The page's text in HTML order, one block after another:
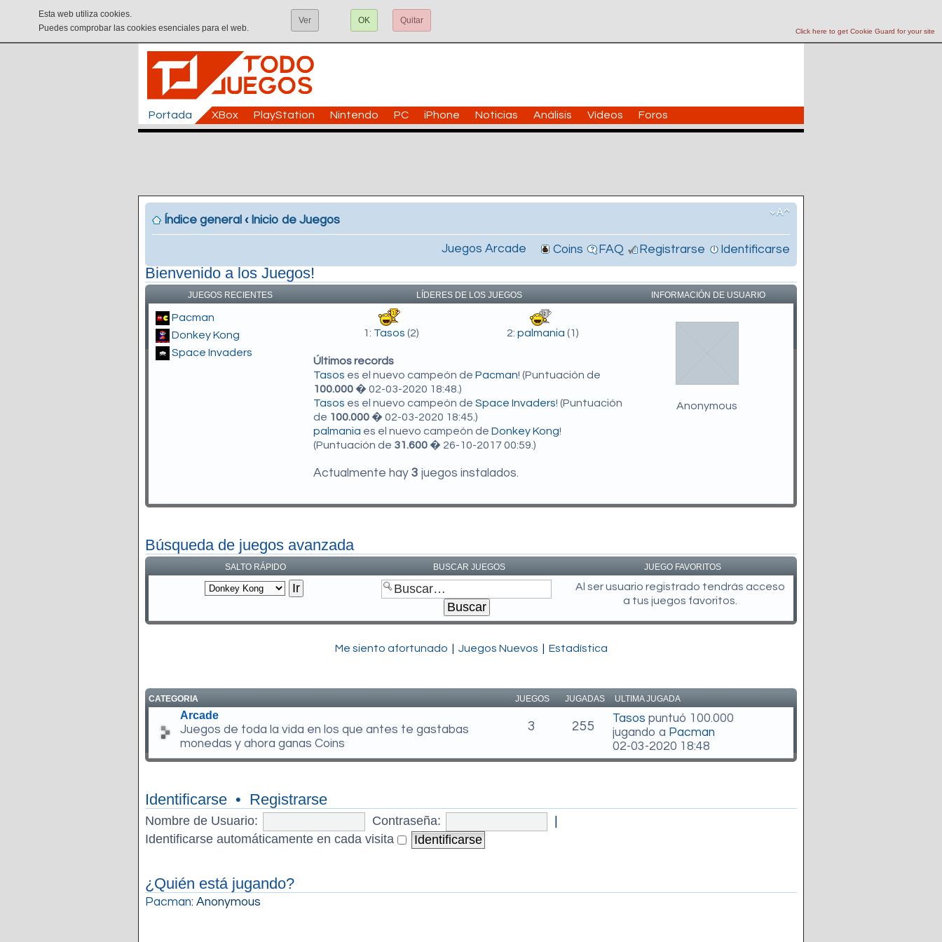
Click here to get Cookie Guard for your site
Esta web utiliza cookies.
Puedes comprobar las cookies esenciales para el web.
Ver OK Quitar
Portada XBox PlayStation Nintendo PC iPhone Noticias Análisis Vídeos Foros
Índice general ‹ Inicio de Juegos
Juegos Arcade Coins FAQ Registrarse Identificarse
Bienvenido a los Juegos!
JUEGOS RECIENTES LÍDERES DE LOS JUEGOS INFORMACIÓN DE USUARIO
Pacman
Donkey Kong
Space Invaders
1: Tasos (2) 2:palmania (1)
Últimos records
Tasos es el nuevo campeón de Pacman! (Puntuación de
100.000 � 02-03-2020 18:48.)
Tasos es el nuevo campeón de Space Invaders! (Puntuación
de 100.000 � 02-03-2020 18:45.)
palmania es el nuevo campeón de Donkey Kong!
(Puntuación de 31.600 � 26-10-2017 00:59.)
Actualmente hay 3 juegos instalados.
Anonymous
Búsqueda de juegos avanzada
SALTO RÁPIDO BUSCAR JUEGOS JUEGO FAVORITOS
Al ser usuario registrado tendrás acceso
a tus juegos favoritos.
Me siento afortunado Juegos Nuevos Estadística
CATEGORIA JUEGOS JUGADAS ULTIMA JUGADA
Arcade
Juegos de toda la vida en los que antes te gastabas
monedas y ahora ganas Coins
3 255
Tasos puntuó 100.000
jugando a Pacman
02-03-2020 18:48
Identificarse • Registrarse
Nombre de Usuario: Contraseña:
|
Identificarse automáticamente en cada visita
¿Quién está jugando?
Pacman: Anonymous